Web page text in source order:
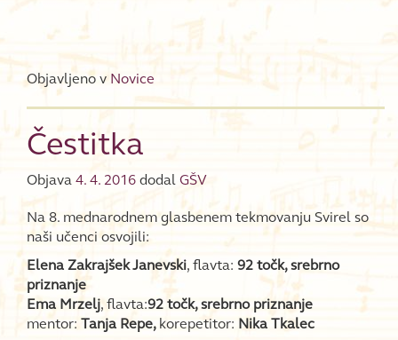
Objavljeno v Novice
Čestitka
Objava 4. 4. 2016 dodal GŠV
Na 8. mednarodnem glasbenem tekmovanju Svirel so
naši učenci osvojili:
Elena Zakrajšek Janevski, flavta: 92 točk, srebrno
priznanje
Ema Mrzelj, flavta:92 točk, srebrno priznanje
mentor: Tanja Repe, korepetitor: Nika Tkalec